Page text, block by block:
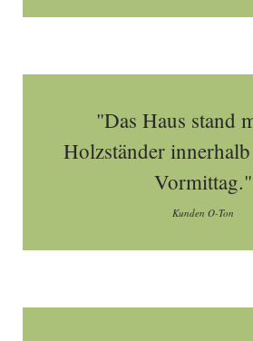
"Das Haus stand
Holzständer
Vormittag."
Kunden O-Ton